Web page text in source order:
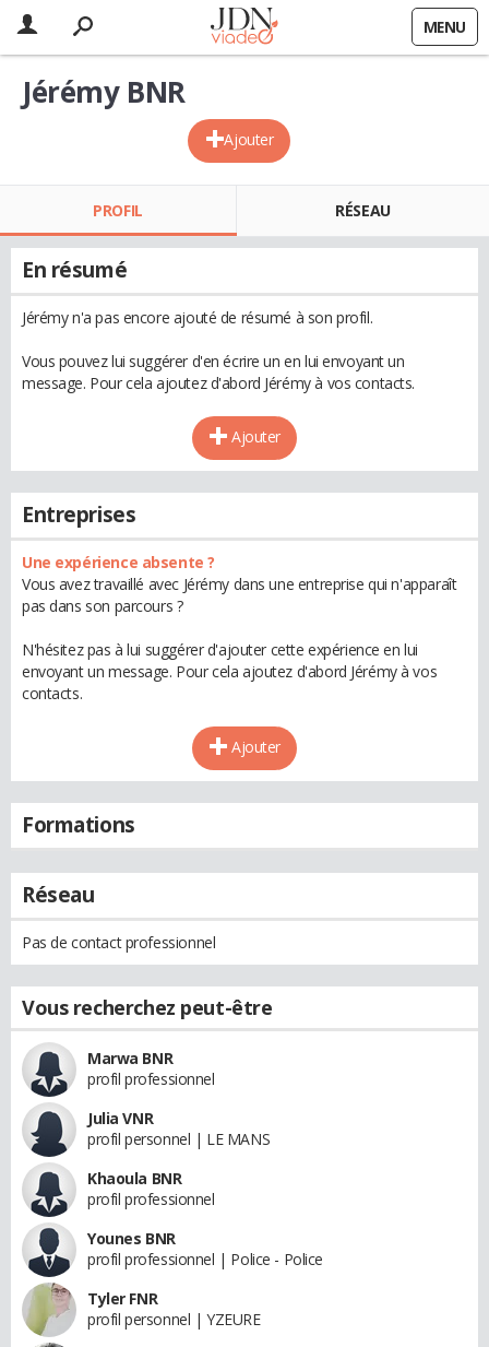
MENU
Ajouter
Jérémy BNR
PROFIL RÉSEAU
En résumé
Jérémy n'a pas encore ajouté de résumé à son profil.
Vous pouvez lui suggérer d'en écrire un en lui envoyant un
message. Pour cela ajoutez d'abord Jérémy à vos contacts.
Ajouter
Entreprises
Une expérience absente ?
Vous avez travaillé avec Jérémy dans une entreprise qui n'apparaît
pas dans son parcours ?
N'hésitez pas à lui suggérer d'ajouter cette expérience en lui
envoyant un message. Pour cela ajoutez d'abord Jérémy à vos
contacts.
Ajouter
Formations
Réseau
Pas de contact professionnel
Vous recherchez peut-être
Marwa BNR
profil professionnel
Julia VNR
profil personnel | LE MANS
Khaoula BNR
profil professionnel
Younes BNR
profil professionnel | Police - Police
Tyler FNR
profil personnel | YZEURE